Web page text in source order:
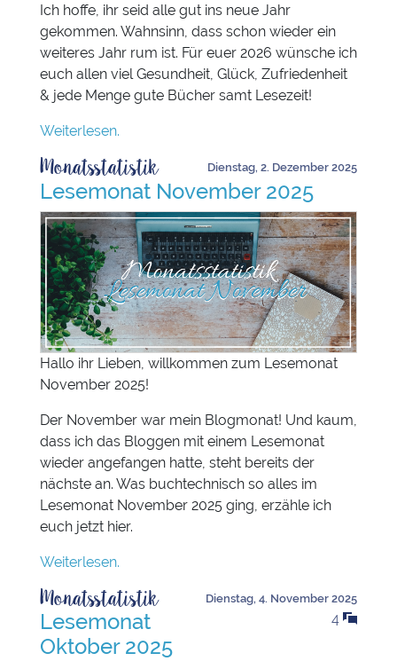
Ich hoffe, ihr seid alle gut ins neue Jahr
gekommen. Wahnsinn, dass schon wieder ein
weiteres Jahr rum ist. Für euer 2026 wünsche ich
euch allen viel Gesundheit, Glück, Zufriedenheit
& jede Menge gute Bücher samt Lesezeit!
Weiterlesen.
Dienstag, 2. Dezember 2025
Monatsstatistik
Lesemonat November 2025
Hallo ihr Lieben, willkommen zum Lesemonat
November 2025!
Der November war mein Blogmonat! Und kaum,
dass ich das Bloggen mit einem Lesemonat
wieder angefangen hatte, steht bereits der
nächste an. Was buchtechnisch so alles im
Lesemonat November 2025 ging, erzähle ich
euch jetzt hier.
Weiterlesen.
Dienstag, 4. November 2025
4
Monatsstatistik
Lesemonat
Oktober 2025